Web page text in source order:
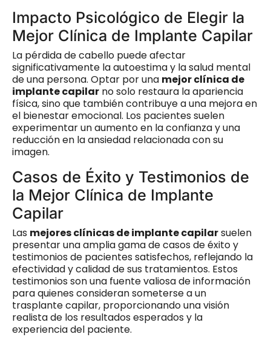
Impacto Psicológico de Elegir la
Mejor Clínica de Implante Capilar
La pérdida de cabello puede afectar
significativamente la autoestima y la salud mental
de una persona. Optar por una mejor clínica de
implante capilar no solo restaura la apariencia
física, sino que también contribuye a una mejora en
el bienestar emocional. Los pacientes suelen
experimentar un aumento en la confianza y una
reducción en la ansiedad relacionada con su
imagen.
Casos de Éxito y Testimonios de
la Mejor Clínica de Implante
Capilar
Las mejores clínicas de implante capilarsuelen
presentar una amplia gama de casos de éxito y
testimonios de pacientes satisfechos, reflejando la
efectividad y calidad de sus tratamientos. Estos
testimonios son una fuente valiosa de información
para quienes consideran someterse a un
trasplante capilar, proporcionando una visión
realista de los resultados esperados y la
experiencia del paciente.